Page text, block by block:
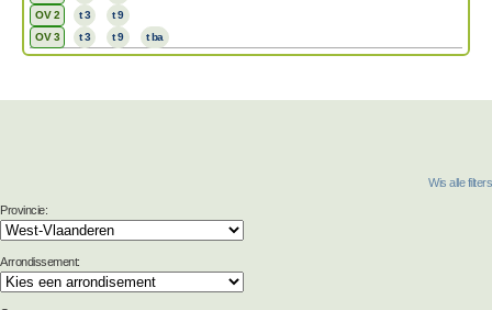
OV 2
t 3
t 9
OV 3
t 3 t 9 t ba
Wis alle filters
Provincie:
Arrondissement: